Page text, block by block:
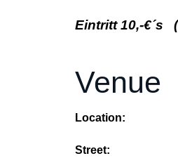
Eintritt 10,-€´s
Venue
Location:
Street: